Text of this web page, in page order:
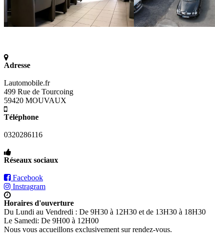
Adresse
Lautomobile.fr
499 Rue de Tourcoing
59420 MOUVAUX
Téléphone
0320286116
Réseaux sociaux
Facebook
Instragram
Horaires d'ouverture
Du Lundi au Vendredi : De 9H30 à 12H30 et de 13H30 à 18H30
Le Samedi: De 9H00 à 12H00
Nous vous accueillons exclusivement sur rendez-vous.